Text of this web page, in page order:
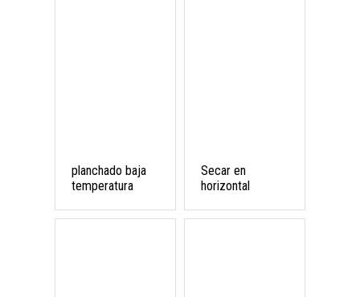
planchado baja
temperatura
Secar en
horizontal